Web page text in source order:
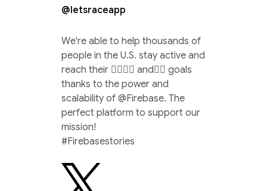
@letsraceapp
We're able to help thousands of
people in the U.S. stay active and
reach their 🏃‍♀️🚴‍♂️ and🏊‍♀️ goals
thanks to the power and
scalability of @Firebase. The
perfect platform to support our
mission!
#Firebasestories